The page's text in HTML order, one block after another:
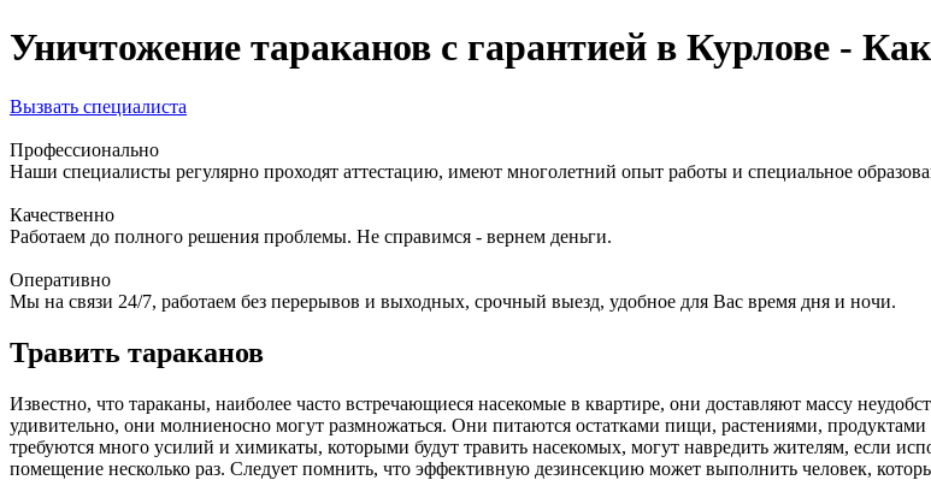
Уничтожение тараканов с гарантией в Курлове -
Вызвать специалиста
Профессионально
Наши специалисты регулярно проходят аттестацию, имеют многолетний опыт работы и специальное
Качественно
Работаем до полного решения проблемы. Не справимся - вернем деньги.
Оперативно
Мы на связи 24/7, работаем без перерывов и выходных, срочный выезд, удобное для Вас время дня и ночи.
Травить тараканов
Известно, что тараканы, наиболее часто встречающиеся насекомые в квартире, они доставляют массу
удивительно, они молниеносно могут размножаться. Они питаются остатками пищи, растениями,
требуются много усилий и химикаты, которыми будут травить насекомых, могут навредить жителям, если
помещение несколько раз. Следует помнить, что эффективную дезинсекцию может выполнить человек,